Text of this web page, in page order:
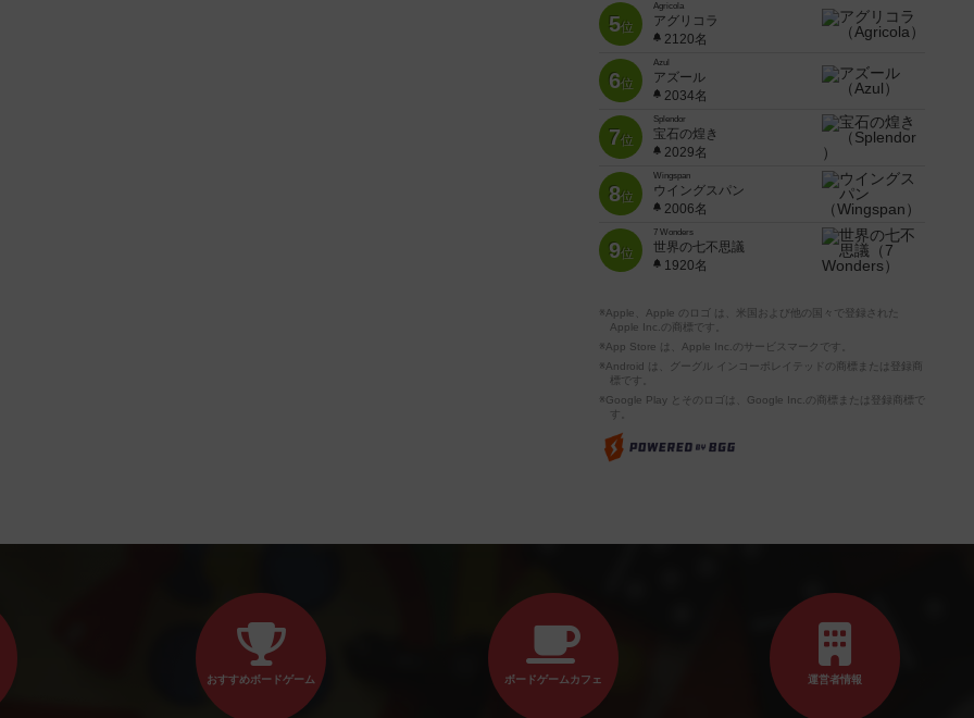
5位
Agricola
アグリコラ
2120名
6位
Azul
アズール
2034名
7位
Splendor
宝石の煌き
2029名
8位
Wingspan
ウイングスパン
2006名
9位
7 Wonders
世界の七不思議
1920名
※Apple、Apple のロゴ は、米国および他の国々で登録された
Apple Inc.の商標です。
※App Store は、Apple Inc.のサービスマークです。
※Android は、グーグル インコーポレイテッドの商標または登録商
標です。
※Google Play とそのロゴは、Google Inc.の商標または登録商標で
す。
おすすめボードゲーム ボードゲームカフェ 運営者情報